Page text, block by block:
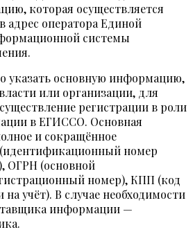
которая осуществляется
адрес оператора Единой
системы
указать основную информацию,
или организации, для
регистрации в роли
в ЕГИССО. Основная
и сокращённое
номер
ОГРН (основной
номер), КПП (код
учёт). В случае необходимости
информации —